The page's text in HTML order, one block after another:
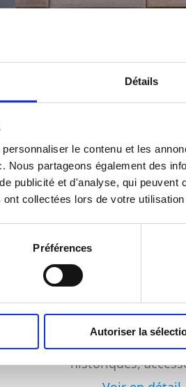
Détails
le contenu et les
Nous partageons également des
publicité et d'analyse, qui
collectées lors de votre
Préférences
Autoriser la
TUILES
TOITURE
Tuiles à l’ancienne,
historiques,